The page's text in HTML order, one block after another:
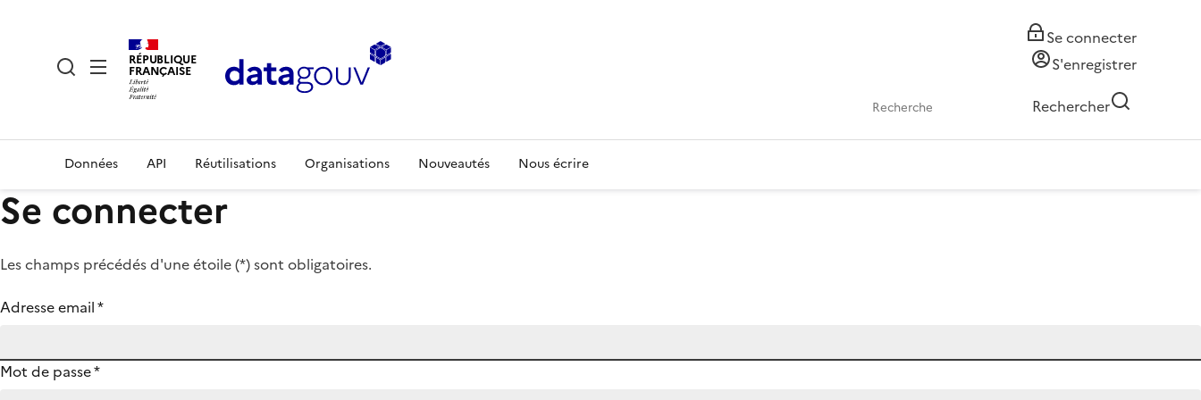
RÉPUBLIQUE
FRANÇAISE
Se connecter
S'enregistrer
Rechercher
Données API Réutilisations Organisations Nouveautés Nous écrire
Se connecter
Les champs précédés d'une étoile (*) sont obligatoires.
Adresse email*
Mot de passe*